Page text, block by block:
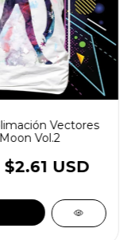
Vectores
Vol.2
$2.61 USD